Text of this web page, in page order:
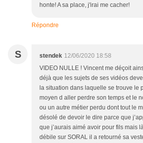
honte! A sa place, j'irai me cacher!
Répondre
S stendek 12/06/2020 18:58
VIDEO NULLE ! Vincent me déçoit
déjà que les sujets de ses vidéos
la situation dans laquelle se trouve le
moyen d aller perdre son temps et le
ou un autre métier perdu dont tout le
désolé de devoir le dire parce que
que j’aurais aimé avoir pour fils mais
débile sur SORAL il a retourné sa